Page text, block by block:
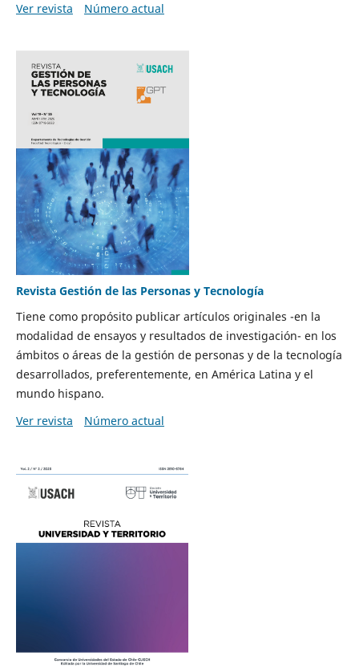
Ver revista
Número actual
Revista Gestión de las Personas y Tecnología
Tiene como propósito publicar artículos originales -en la
modalidad de ensayos y resultados de investigación- en los
ámbitos o áreas de la gestión de personas y de la tecnología
desarrollados, preferentemente, en América Latina y el
mundo hispano.
Ver revista
Número actual